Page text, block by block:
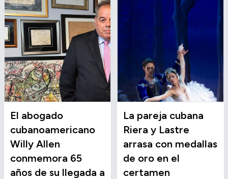
El abogado
cubanoamericano
Willy Allen
conmemora 65
años de su llegada a
La pareja cubana
Riera y Lastre
arrasa con medallas
de oro en el
certamen